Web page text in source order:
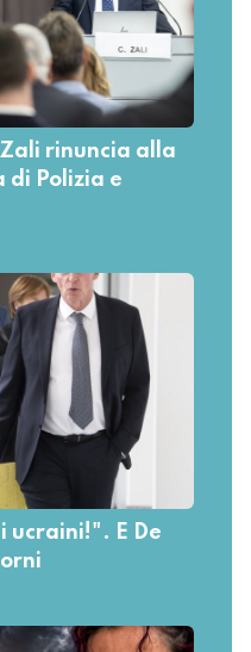
rinuncia alla
di Polizia e
ucraini!". E De